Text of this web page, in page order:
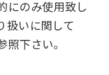
にのみ使用致し
扱いに関して
照下さい。